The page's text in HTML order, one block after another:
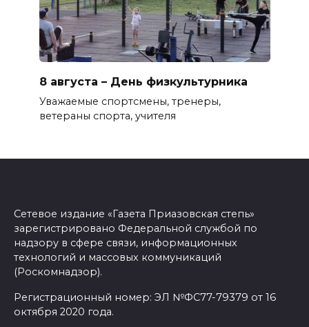
8 августа – День физкультурника
Уважаемые спортсмены, тренеры,
ветераны спорта, учителя
Сетевое издание «Газета Приазовская степь»
зарегистрировано Федеральной службой по
надзору в сфере связи, информационных
технологий и массовых коммуникаций
(Роскомнадзор).
Регистрационный номер: ЭЛ №ФС77-79379 от 16
октября 2020 года.